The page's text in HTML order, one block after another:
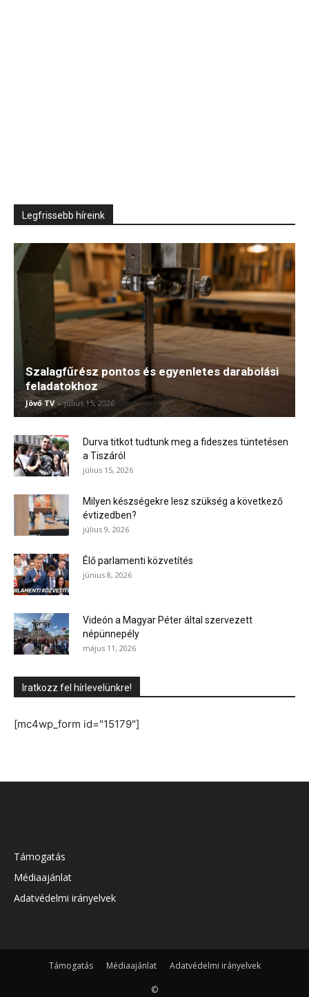
Legfrissebb híreink
Szalagfűrész pontos és egyenletes darabolási
feladatokhoz
Jövő TV - július 15, 2026
Durva titkot tudtunk meg a fideszes tüntetésen
a Tiszáról
július 15, 2026
Milyen készségekre lesz szükség a következő
évtizedben?
július 9, 2026
Élő parlamenti közvetítés
június 8, 2026
Videón a Magyar Péter által szervezett
népünnepély
május 11, 2026
Iratkozz fel hírlevelünkre!
[mc4wp_form id="15179"]
Támogatás
Médiaajánlat
Adatvédelmi irányelvek
Támogatás Médiaajánlat Adatvédelmi irányelvek
©